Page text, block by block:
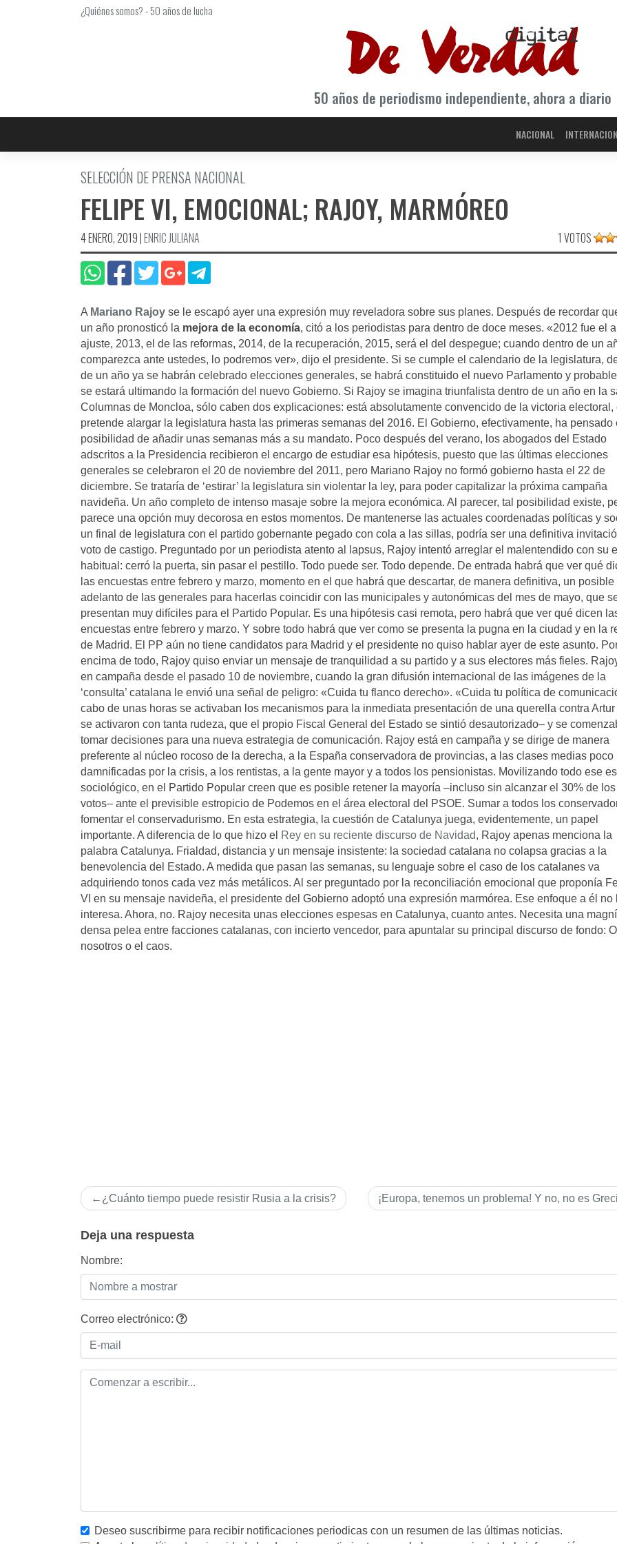
¿Quiénes somos?-50 años de lucha
50 años de periodismo independiente, ahora a diario
NACIONAL
SELECCIÓN DE PRENSA NACIONAL
FELIPE VI, EMOCIONAL; RAJOY, MARMÓREO
4 ENERO, 2019|ENRIC JULIANA 1 VOTOS
A Mariano Rajoy se le escapó ayer una expresión muy reveladora sobre sus planes. Después de recordar
un año pronosticó la mejora de la economía, citó a los periodistas para dentro de doce meses. «2012 fue el
ajuste, 2013, el de las reformas, 2014, de la recuperación, 2015, será el del despegue; cuando dentro de un
comparezca ante ustedes, lo podremos ver», dijo el presidente. Si se cumple el calendario de la legislatura,
de un año ya se habrán celebrado elecciones generales, se habrá constituido el nuevo Parlamento y
se estará ultimando la formación del nuevo Gobierno. Si Rajoy se imagina triunfalista dentro de un año en la
Columnas de Moncloa, sólo caben dos explicaciones: está absolutamente convencido de la victoria electoral,
pretende alargar la legislatura hasta las primeras semanas del 2016. El Gobierno, efectivamente, ha pensado
posibilidad de añadir unas semanas más a su mandato. Poco después del verano, los abogados del Estado
adscritos a la Presidencia recibieron el encargo de estudiar esa hipótesis, puesto que las últimas elecciones
generales se celebraron el 20 de noviembre del 2011, pero Mariano Rajoy no formó gobierno hasta el 22 de
diciembre. Se trataría de ‘estirar’ la legislatura sin violentar la ley, para poder capitalizar la próxima campaña
navideña. Un año completo de intenso masaje sobre la mejora económica. Al parecer, tal posibilidad existe,
parece una opción muy decorosa en estos momentos. De mantenerse las actuales coordenadas políticas y
un final de legislatura con el partido gobernante pegado con cola a las sillas, podría ser una definitiva
voto de castigo. Preguntado por un periodista atento al lapsus, Rajoy intentó arreglar el malentendido con su
habitual: cerró la puerta, sin pasar el pestillo. Todo puede ser. Todo depende. De entrada habrá que ver qué
las encuestas entre febrero y marzo, momento en el que habrá que descartar, de manera definitiva, un posible
adelanto de las generales para hacerlas coincidir con las municipales y autonómicas del mes de mayo, que
presentan muy difíciles para el Partido Popular. Es una hipótesis casi remota, pero habrá que ver qué dicen
encuestas entre febrero y marzo. Y sobre todo habrá que ver como se presenta la pugna en la ciudad y en la
de Madrid. El PP aún no tiene candidatos para Madrid y el presidente no quiso hablar ayer de este asunto.
encima de todo, Rajoy quiso enviar un mensaje de tranquilidad a su partido y a sus electores más fieles.
en campaña desde el pasado 10 de noviembre, cuando la gran difusión internacional de las imágenes de la
‘consulta’ catalana le envió una señal de peligro: «Cuida tu flanco derecho». «Cuida tu política de
cabo de unas horas se activaban los mecanismos para la inmediata presentación de una querella contra Artur
se activaron con tanta rudeza, que el propio Fiscal General del Estado se sintió desautorizado– y se
tomar decisiones para una nueva estrategia de comunicación. Rajoy está en campaña y se dirige de manera
preferente al núcleo rocoso de la derecha, a la España conservadora de provincias, a las clases medias poco
damnificadas por la crisis, a los rentistas, a la gente mayor y a todos los pensionistas. Movilizando todo ese
sociológico, en el Partido Popular creen que es posible retener la mayoría –incluso sin alcanzar el 30% de los
votos– ante el previsible estropicio de Podemos en el área electoral del PSOE. Sumar a todos los
fomentar el conservadurismo. En esta estrategia, la cuestión de Catalunya juega, evidentemente, un papel
importante. A diferencia de lo que hizo el Rey en su reciente discurso de Navidad, Rajoy apenas menciona la
palabra Catalunya. Frialdad, distancia y un mensaje insistente: la sociedad catalana no colapsa gracias a la
benevolencia del Estado. A medida que pasan las semanas, su lenguaje sobre el caso de los catalanes va
adquiriendo tonos cada vez más metálicos. Al ser preguntado por la reconciliación emocional que proponía
VI en su mensaje navideña, el presidente del Gobierno adoptó una expresión marmórea. Ese enfoque a él no
interesa. Ahora, no. Rajoy necesita unas elecciones espesas en Catalunya, cuanto antes. Necesita una
densa pelea entre facciones catalanas, con incierto vencedor, para apuntalar su principal discurso de fondo: O
nosotros o el caos.
Navegación
de
entradas
¿Cuánto tiempo puede resistir Rusia a la crisis? ¡Europa, tenemos un problema! Y no, no es
Deja una respuesta
Nombre:
Correo electrónico:
Deseo suscribirme para recibir notificaciones periodicas con un resumen de las últimas noticias.